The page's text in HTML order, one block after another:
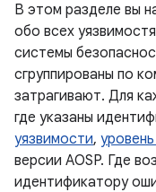
В этом разделе вы
обо всех
системы
сгруппированы по
затрагивают. Для
где указаны
уязвимости,
версии AOSP. Где
идентификатору